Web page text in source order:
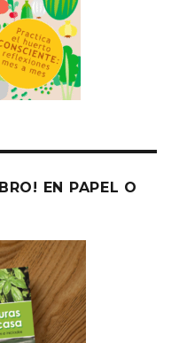
EN PAPEL O